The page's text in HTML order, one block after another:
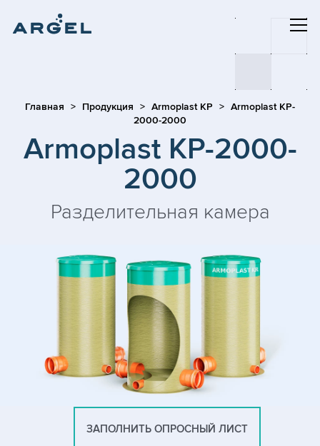
Главная Продукция Armoplast KP
Armoplast KP-
2000-2000
Armoplast KP-2000-
2000
Разделительная камера
ЗАПОЛНИТЬ ОПРОСНЫЙ ЛИСТ